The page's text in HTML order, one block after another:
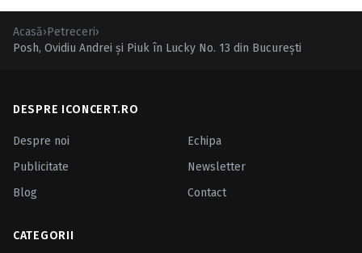
Acasă›Petreceri›
Posh, Ovidiu Andrei şi Piuk în Lucky No. 13 din Bucureşti
DESPRE ICONCERT.RO
Despre noi
Echipa
Publicitate
Newsletter
Blog
Contact
CATEGORII